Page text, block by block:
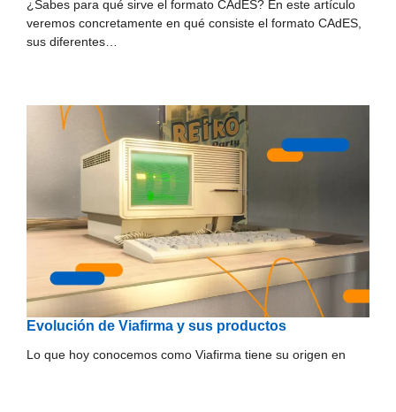
¿Sabes para qué sirve el formato CAdES? En este artículo
veremos concretamente en qué consiste el formato CAdES,
sus diferentes…
Evolución de Viafirma y sus productos
Lo que hoy conocemos como Viafirma tiene su origen en